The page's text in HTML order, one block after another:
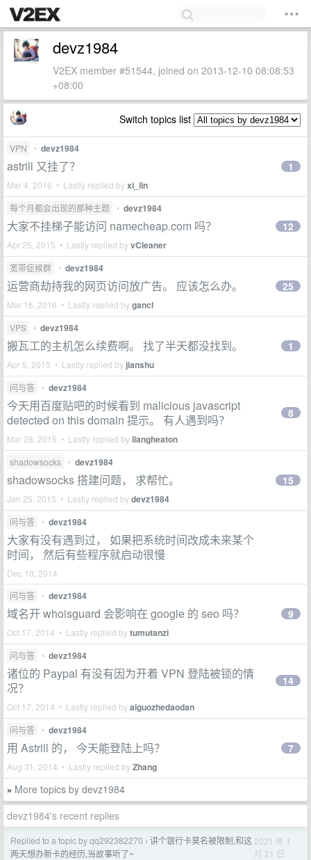
devz1984
V2EX member #51544, joined on 2013-12-10 08:08:53
+08:00
Switch topics list
VPN • devz1984
astrill 又挂了？
Mar 4, 2016 • Lastly replied byxi_lin
1
每个月都会出现的那种主题 • devz1984
大家不挂梯子能访问 namecheap.com 吗？
Apr 25, 2015 • Lastly replied byvCleaner
12
宽带症候群 • devz1984
运营商劫持我的网页访问放广告。 应该怎么办。
Mar 16, 2016 • Lastly replied bygancl
25
VPS • devz1984
搬瓦工的主机怎么续费啊。 找了半天都没找到。
Apr 5, 2015 • Lastly replied by jianshu
1
问与答 • devz1984
今天用百度贴吧的时候看到 malicious javascript
detected on this domain 提示。 有人遇到吗？
Mar 28, 2015 • Lastly replied byliangheaton
8
shadowsocks • devz1984
shadowsocks 搭建问题， 求帮忙。
Jan 25, 2015 • Lastly replied bydevz1984
15
问与答 • devz1984
大家有没有遇到过， 如果把系统时间改成未来某个
时间， 然后有些程序就启动很慢
Dec 10, 2014
问与答
• devz1984
域名开 whoisguard 会影响在 google 的 seo 吗？
Oct 17, 2014 • Lastly replied bytumutanzi
9
问与答 • devz1984
诸位的 Paypal 有没有因为开着 VPN 登陆被锁的情
况？
Oct 17, 2014 • Lastly replied byaiguozhedaodan
14
问与答 • devz1984
用 Astrill 的， 今天能登陆上吗？
Aug 31, 2014 • Lastly replied byZhang
7
» More topics by devz1984
devz1984's recent replies
Replied to a topic by qq292382270 › 讲个银行卡莫名被限制,和这
两天想办新卡的经历,当故事听了~
2021 年 1
月 21 日